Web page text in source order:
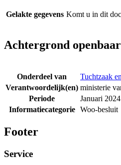
Gelakte gegevens Komt u in dit
Achtergrond
Onderdeel van
Tuchtzaak
Verantwoordelijk(en) ministerie
Periode
Januari 2024
Informatiecategorie
Woo-besluit
Footer
Service